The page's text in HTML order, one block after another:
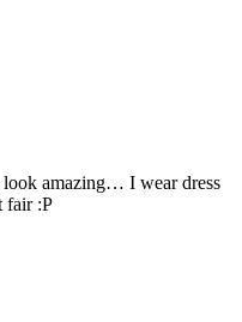
amazing… I wear dress
fair :P